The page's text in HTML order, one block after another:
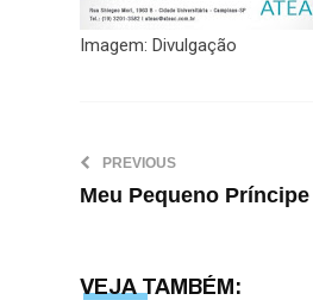
Imagem: Divulgação
PREVIOUS
Meu Pequeno
VEJA TAMBÉM: